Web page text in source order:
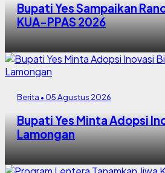
Bupati Yes Sampaikan
KUA-PPAS 2026
Berita • 05 Agustus 2026
Bupati Yes Minta Adopsi
Lamongan